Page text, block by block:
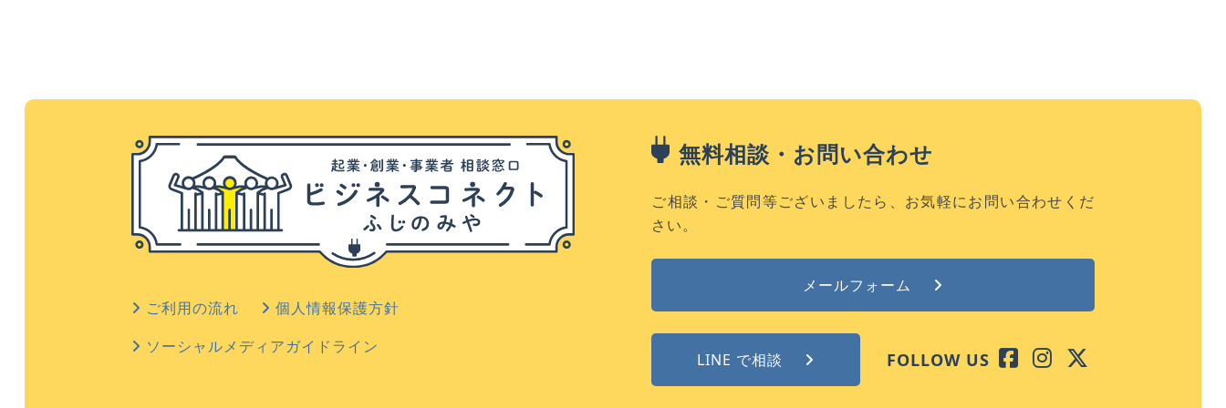
ご利用の流れ
個人情報保護方針
ソーシャルメディアガイドライン
無料相談・お問い合わせ
ご相談・ご質問等ございましたら、お気軽にお問い合わせくだ
さい。
メールフォーム
LINE で相談 FOLLOW US